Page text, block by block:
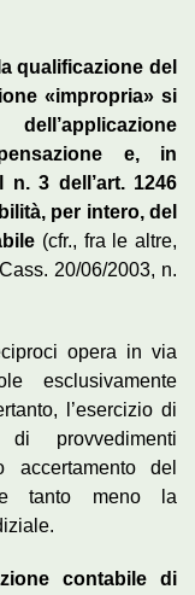
qualificazione del
«impropria» si
e, in
3 dell’art. 1246
per intero, del
(cfr., fra le altre,
20/06/2003, n.
opera in via
esclusivamente
l’esercizio di
provvedimenti
del
tanto meno la
contabile di